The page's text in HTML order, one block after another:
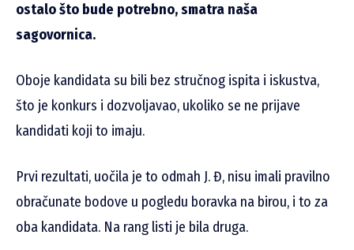
ostalo što bude potrebno, smatra naša
sagovornica.
Oboje kandidata su bili bez stručnog ispita i iskustva,
što je konkurs i dozvoljavao, ukoliko se ne prijave
kandidati koji to imaju.
Prvi rezultati, uočila je to odmah J. Đ, nisu imali pravilno
obračunate bodove u pogledu boravka na birou, i to za
oba kandidata. Na rang listi je bila druga.